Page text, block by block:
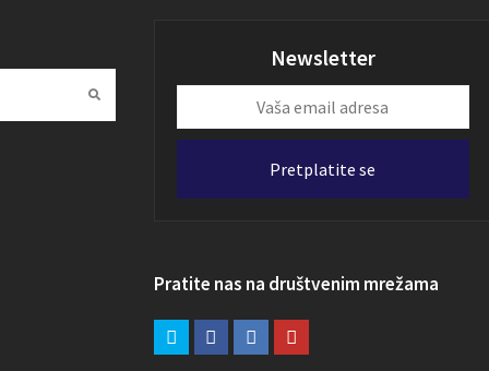
Submit
Newsletter
email
Pretplatite se
Pratite nas na društvenim mrežama